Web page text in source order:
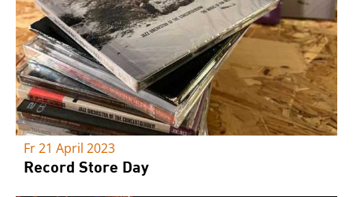
Fr 21 April 2023
Record Store Day